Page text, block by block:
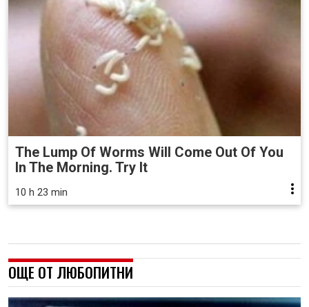
The Lump Of Worms Will Come Out Of You
In The Morning. Try It
10 h 23 min
ОЩЕ ОТ ЛЮБОПИТНИ